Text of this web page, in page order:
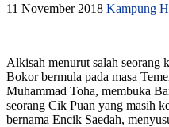
11 November 2018 Kampung
Alkisah menurut salah seorang
Bokor bermula pada masa
Muhammad Toha, membuka
seorang Cik Puan yang masih
bernama Encik Saedah,